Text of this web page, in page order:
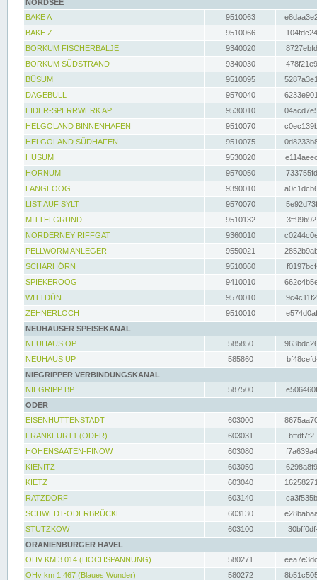
NORDSEE
BAKE A
9510063
BAKE Z
9510066
BORKUM FISCHERBALJE
9340020
BORKUM SÜDSTRAND
9340030
BÜSUM
9510095
DAGEBÜLL
9570040
EIDER-SPERRWERK AP
9530010
HELGOLAND BINNENHAFEN
9510070
HELGOLAND SÜDHAFEN
9510075
HUSUM
9530020
HÖRNUM
9570050
LANGEOOG
9390010
LIST AUF SYLT
9570070
MITTELGRUND
9510132
NORDERNEY RIFFGAT
9360010
PELLWORM ANLEGER
9550021
SCHARHÖRN
9510060
SPIEKEROOG
9410010
WITTDÜN
9570010
ZEHNERLOCH
9510010
NEUHAUSER SPEISEKANAL
NEUHAUS OP
585850
NEUHAUS UP
585860
NIEGRIPPER VERBINDUNGSKANAL
NIEGRIPP BP
587500
ODER
EISENHÜTTENSTADT
603000
FRANKFURT1 (ODER)
603031
HOHENSAATEN-FINOW
603080
KIENITZ
603050
KIETZ
603040
RATZDORF
603140
SCHWEDT-ODERBRÜCKE
603130
STÜTZKOW
603100
ORANIENBURGER HAVEL
OHV KM 3.014 (HOCHSPANNUNG)
580271
OHv km 1.467 (Blaues Wunder)
580272